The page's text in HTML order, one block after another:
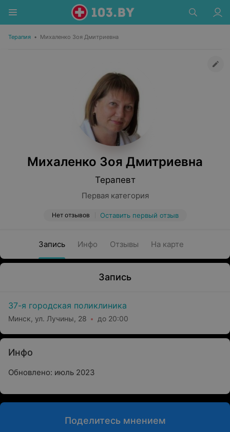
Терапия • Михаленко Зоя Дмитриевна
Михаленко Зоя Дмитриевна
Терапевт
Первая категория
Нет отзывов Оставить первый отзыв
Запись Инфо Отзывы На карте
Запись
37-я городская поликлиника
Минск, ул. Лучины, 28 до 20:00
Инфо
Обновлено: июль 2023
Поделитесь мнением